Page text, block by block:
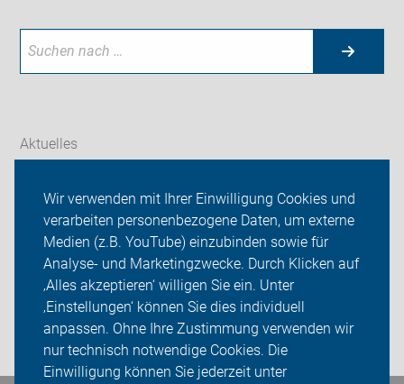
Wir verwenden mit Ihrer Einwilligung Cookies und
verarbeiten personenbezogene Daten, um externe
Medien (z.B. YouTube) einzubinden sowie für
Analyse- und Marketingzwecke. Durch Klicken auf
‚Alles akzeptieren‘ willigen Sie ein. Unter
‚Einstellungen‘ können Sie dies individuell
anpassen. Ohne Ihre Zustimmung verwenden wir
nur technisch notwendige Cookies. Die
Einwilligung können Sie jederzeit unter
Aktuelles
ADFC Thüringen
Sei dabei
Presse